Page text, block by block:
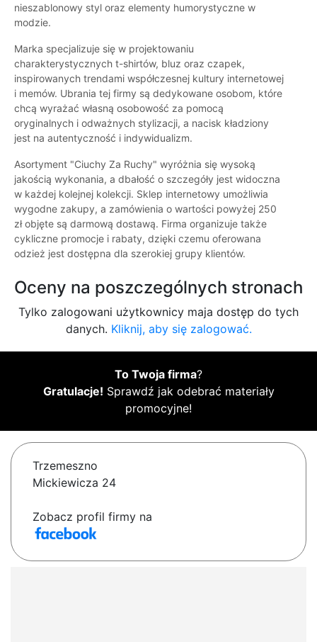
nieszablonowy styl oraz elementy humorystyczne w
modzie.
Marka specjalizuje się w projektowaniu
charakterystycznych t-shirtów, bluz oraz czapek,
inspirowanych trendami współczesnej kultury internetowej
i memów. Ubrania tej firmy są dedykowane osobom, które
chcą wyrażać własną osobowość za pomocą
oryginalnych i odważnych stylizacji, a nacisk kładziony
jest na autentyczność i indywidualizm.
Asortyment "Ciuchy Za Ruchy" wyróżnia się wysoką
jakością wykonania, a dbałość o szczegóły jest widoczna
w każdej kolejnej kolekcji. Sklep internetowy umożliwia
wygodne zakupy, a zamówienia o wartości powyżej 250
zł objęte są darmową dostawą. Firma organizuje także
cykliczne promocje i rabaty, dzięki czemu oferowana
odzież jest dostępna dla szerokiej grupy klientów.
Oceny na poszczególnych stronach
Tylko zalogowani użytkownicy maja dostęp do tych
danych. Kliknij, aby się zalogować.
To Twoja firma?
Gratulacje! Sprawdź jak odebrać materiały
promocyjne!
Trzemeszno
Mickiewicza 24
Zobacz profil firmy na